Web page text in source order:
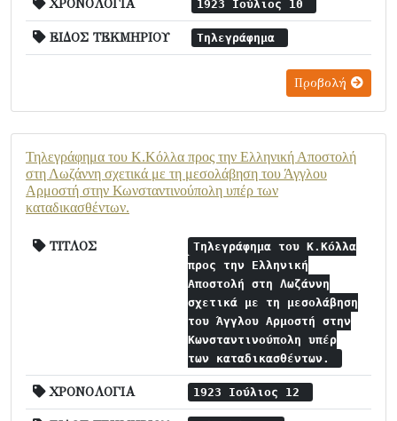
ΧΡΟΝΟΛΟΓΙΑ 1923 Ιούλιος 10
ΕΙΔΟΣ ΤΕΚΜΗΡΙΟΥ Τηλεγράφημα
Προβολή
Τηλεγράφημα του Κ.Κόλλα προς την Ελληνική Αποστολή
στη Λωζάννη σχετικά με τη μεσολάβηση του Άγγλου
Αρμοστή στην Κωνσταντινούπολη υπέρ των
καταδικασθέντων.
ΤΙΤΛΟΣ
Τηλεγράφημα του Κ.Κόλλα
προς την Ελληνική
Αποστολή στη Λωζάννη
σχετικά με τη μεσολάβηση
του Άγγλου Αρμοστή στην
Κωνσταντινούπολη υπέρ
των καταδικασθέντων.
ΧΡΟΝΟΛΟΓΙΑ 1923 Ιούλιος 12